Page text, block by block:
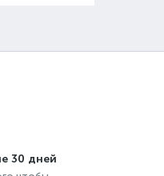
30 дней